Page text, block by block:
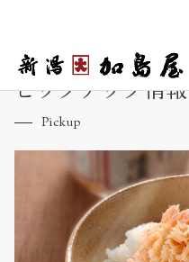
ピックアップ情報
Pickup